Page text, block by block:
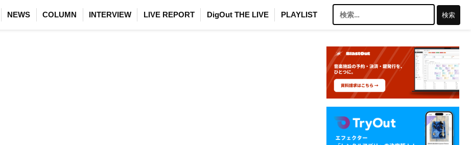
NEWS COLUMN INTERVIEW LIVE REPORT DigOut THE LIVE PLAYLIST
索: